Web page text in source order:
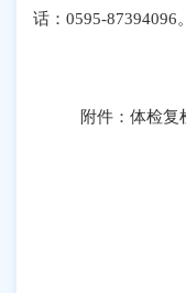
话：0595-87394096。
附件：体检复